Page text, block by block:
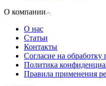
О компании
О нас
Статьи
Контакты
Согласие на
Политика
Правила применения